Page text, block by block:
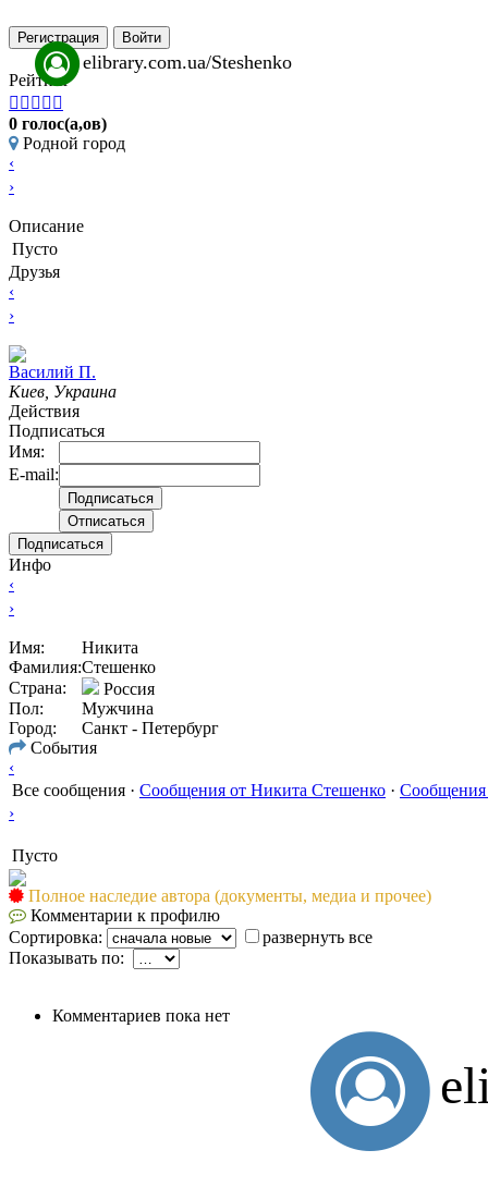
Регистрация Войти
elibrary.com.ua/Steshenko
Рейтинг
    
0 голос(а,ов)
Родной город
‹
›
Описание
Пусто
Друзья
‹
›
Василий П.
Киев, Украина
Действия
Подписаться
Имя:
E-mail:
Подписаться
Инфо
‹
›
Имя:
Никита
Фамилия:Стешенко
Страна:
Россия
Пол:
Мужчина
Город:
Санкт - Петербург
События
‹
Все сообщения · Сообщения от Никита Стешенко · Сообщения
›
Пусто
Полное наследие автора (документы, медиа и прочее)
Комментарии к профилю
Сортировка:
развернуть все
Показывать по:
Комментариев пока нет